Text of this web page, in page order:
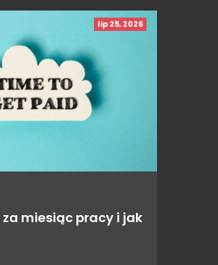
lip 25, 2026
miesiąc pracy i jak